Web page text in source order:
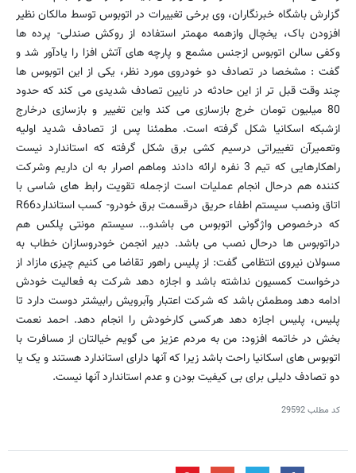
گزارش باشگاه خبرنگاران، وی برخی تغییرات در اتوبوس توسط مالکان نظیر
افزودن باک، یخچال وازهمه مهمتر استفاده از روکش صندلی- پرده ها
وکفی سالن اتوبوس ازجنس مشمع و پارچه های آتش افزا را یادآور شد و
گفت : مشخصا در تصادف دو خودروی مورد نظر، یکی از این اتوبوس ها
چند وقت قبل تر از این حادثه در نایین تصادف شدیدی می کند که حدود
80 میلیون تومان خرج بازسازی می کند واین تغییر و بازسازی درخارج
ازشبکه اسکانیا شکل گرفته است. مطمئنا پس از تصادف شدید اولیه
وتعمیرآن تغییراتی درسیم کشی برق شکل گرفته که استاندارد نیست
راهکارهایی که تیم 3 نفره ارائه دادند وماهم اصرار به ان داریم وشرکت
کننده هم درحال انجام عملیات است ازجمله تقویت رابط های شاسی با
اتاق ونصب سیستم اطفاء حریق درقسمت برق خودرو- کسب استانداردR66
که درخصوص واژگونی اتوبوس می باشدو... سیستم مونتی پلکس هم
دراتوبوس ها درحال نصب می باشد. دبیر انجمن خودروسازان خطاب به
مسولان نیروی انتظامی گفت: از پلیس راهور تقاضا می کنیم چیزی مازاد از
درخواست کمسیون نداشته باشد و اجازه دهد شرکت به فعالیت خودش
ادامه دهد ومطمئن باشد که شرکت اعتبار وآبرویش رابیشتر دوست دارد تا
پلیس، پلیس اجازه دهد هرکسی کارخودش را انجام دهد. احمد نعمت
بخش در خاتمه افزود: من به مردم عزیز می گویم خیالتان از مسافرت با
اتوبوس های اسکانیا راحت باشد زیرا که آنها دارای استاندارد هستند و یک یا
دو تصادف دلیلی برای بی کیفیت بودن و عدم استاندارد آنها نیست.
کد مطلب29592